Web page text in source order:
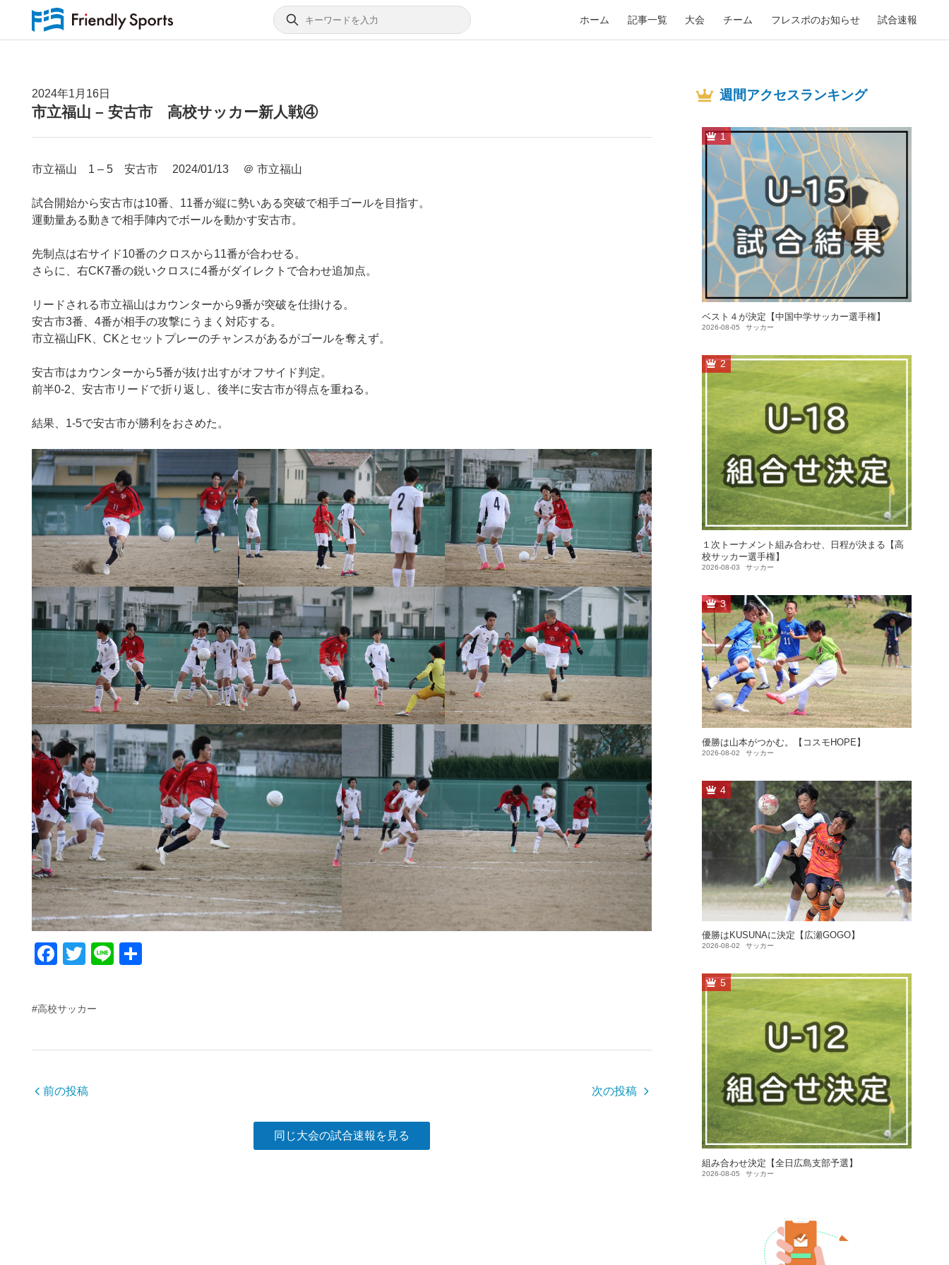
ホーム 記事一覧 大会 チーム フレスポのお知らせ 試合速報
2024年1月16日
市立福山 – 安古市 高校サッカー新人戦④
市立福山 1 – 5 安古市 2024/01/13 ＠ 市立福山
試合開始から安古市は10番、11番が縦に勢いある突破で相手ゴールを目指す。
運動量ある動きで相手陣内でボールを動かす安古市。
先制点は右サイド10番のクロスから11番が合わせる。
さらに、右CK7番の鋭いクロスに4番がダイレクトで合わせ追加点。
リードされる市立福山はカウンターから9番が突破を仕掛ける。
安古市3番、4番が相手の攻撃にうまく対応する。
市立福山FK、CKとセットプレーのチャンスがあるがゴールを奪えず。
安古市はカウンターから5番が抜け出すがオフサイド判定。
前半0-2、安古市リードで折り返し、後半に安古市が得点を重ねる。
結果、1-5で安古市が勝利をおさめた。
F
c
e
b
o
T
Li
#高校サッカー
前の投稿 次の投稿
同じ大会の試合速報を見る
週間アクセスランキング
1
ベスト４が決定【中国中学サッカー選手権】
2026-08-05 サッカー
2
１次トーナメント組み合わせ、日程が決まる【高
校サッカー選手権】
2026-08-03 サッカー
3
優勝は山本がつかむ。【コスモHOPE】
2026-08-02 サッカー
4
優勝はKUSUNAに決定【広瀬GOGO】
2026-08-02 サッカー
5
組み合わせ決定【全日広島支部予選】
2026-08-05 サッカー